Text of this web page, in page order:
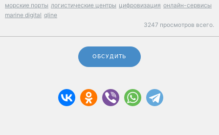
морские порты логистические центры цифровизация онлайн-сервисы
marine digital qline
3247 просмотров всего.
ОБСУДИТЬ